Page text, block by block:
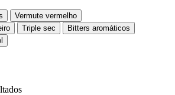
Vermute vermelho
Triple sec
Bitters aromáticos